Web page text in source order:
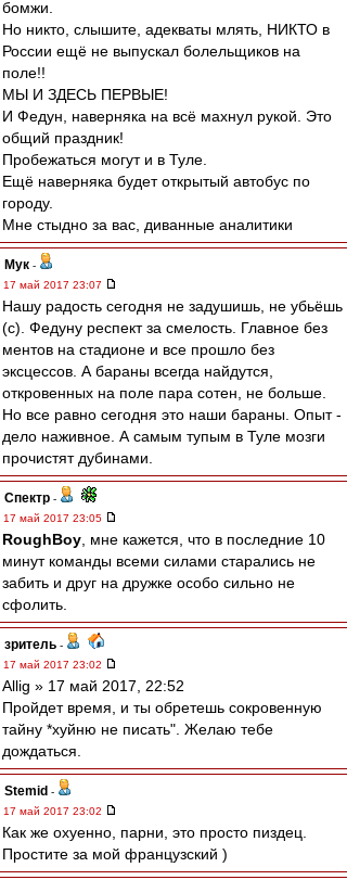
бомжи.
Но никто, слышите, адекваты млять, НИКТО в
России ещё не выпускал болельщиков на
поле!!
МЫ И ЗДЕСЬ ПЕРВЫЕ!
И Федун, наверняка на всё махнул рукой. Это
общий праздник!
Пробежаться могут и в Туле.
Ещё наверняка будет открытый автобус по
городу.
Мне стыдно за вас, диванные аналитики
Мук -
17 май 2017 23:07
Нашу радость сегодня не задушишь, не убьёшь
(с). Федуну респект за смелость. Главное без
ментов на стадионе и все прошло без
эксцессов. А бараны всегда найдутся,
откровенных на поле пара сотен, не больше.
Но все равно сегодня это наши бараны. Опыт -
дело наживное. А самым тупым в Туле мозги
прочистят дубинами.
Спектр -
17 май 2017 23:05
RoughBoy , мне кажется, что в последние 10
минут команды всеми силами старались не
забить и друг на дружке особо сильно не
сфолить.
зpитель -
17 май 2017 23:02
Allig » 17 май 2017, 22:52
Пройдет время, и ты обретешь сокровенную
тайну *хуйню не писать". Желаю тебе
дождаться.
Stemid -
17 май 2017 23:02
Как же охуенно, парни, это просто пиздец.
Простите за мой французский )